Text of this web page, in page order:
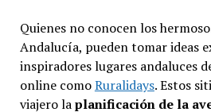
Quienes no conocen los
Andalucía, pueden tomar ideas
inspiradores lugares andaluces
online comoRuralidays. Estos
viajero laplanificación de la